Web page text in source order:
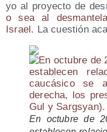
yo al pro­yec­to de
o sea al
Israel. La cues­tión
En octu­bre de